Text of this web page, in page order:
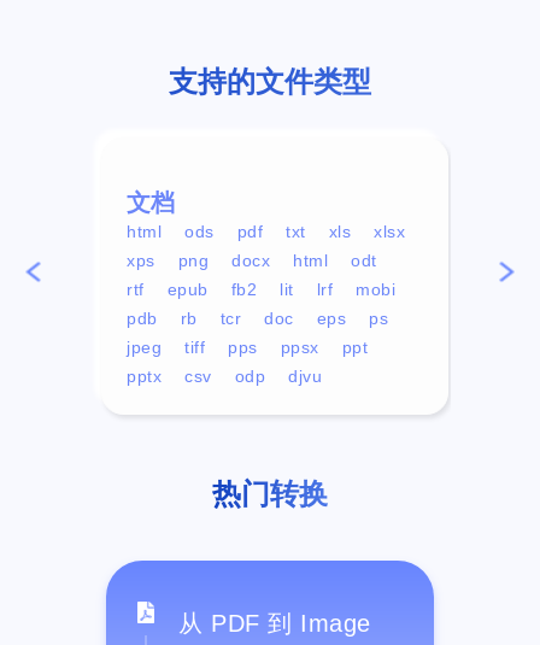
支持的文件类型
文档
html ods pdf txt xls
xlsx
xps
png docx html
odt
rtf
epub fb2 lit lrf
mobi
pdb
rb tcr doc eps
ps
jpeg
tiff pps ppsx
ppt
pptx
csv odp djvu
mp4
热门转换
从 PDF 到 Image